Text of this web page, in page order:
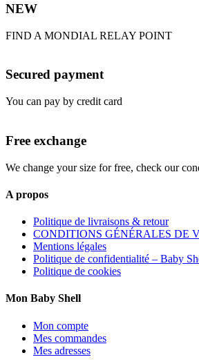
NEW
FIND A MONDIAL RELAY POINT
Secured payment
You can pay by credit card
Free exchange
We change your size for free, check our
A propos
Politique de livraisons & retour
CONDITIONS GÉNÉRALES DE
Mentions légales
Politique de confidentialité – Baby
Politique de cookies
Mon Baby Shell
Mon compte
Mes commandes
Mes adresses